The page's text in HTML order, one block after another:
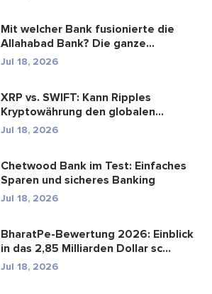
Mit welcher Bank fusionierte die
Allahabad Bank? Die ganze
Geschic...
Jul 18, 2026
XRP vs. SWIFT: Kann Ripples
Kryptowährung den globalen
Zahlungsve...
Jul 18, 2026
Chetwood Bank im Test: Einfaches
Sparen und sicheres Banking
Jul 18, 2026
BharatPe-Bewertung 2026: Einblick
in das 2,85 Milliarden Dollar sc...
Jul 18, 2026